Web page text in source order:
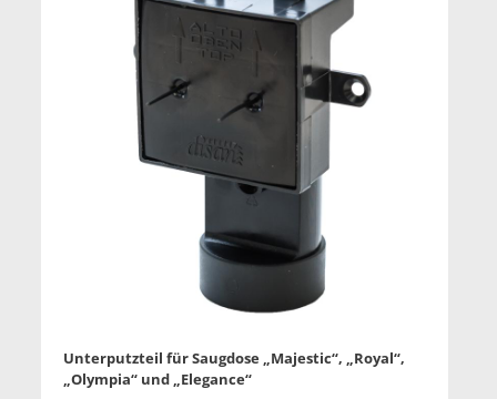
Unterputzteil für Saugdose „Majestic“, „Royal“,
„Olympia“ und „Elegance“